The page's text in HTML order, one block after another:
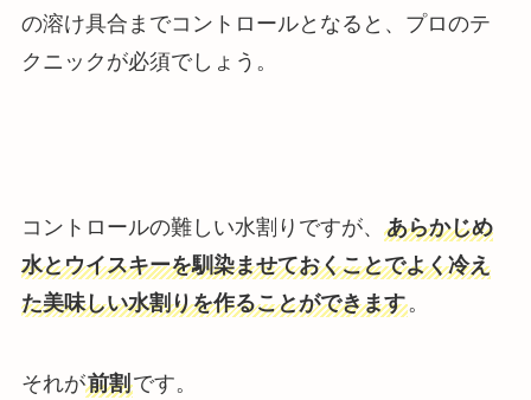
の溶け具合までコントロールとなると、プロのテ
クニックが必須でしょう。
コントロールの難しい水割りですが、 あらかじめ
水とウイスキーを馴染ませておくことでよく冷え
た美味しい水割りを作ることができます。
それが前割です。